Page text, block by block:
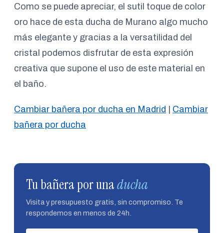
Como se puede apreciar, el sutil toque de color
oro hace de esta ducha de Murano algo mucho
más elegante y gracias a la versatilidad del
cristal podemos disfrutar de esta expresión
creativa que supone el uso de este material en
el baño.
Cambiar bañera por ducha en Madrid
Cambiar
bañera por ducha
Tu bañera por unaducha
Visita y presupuesto gratis, sin compromiso. Te
respondemos en menos de 24h.